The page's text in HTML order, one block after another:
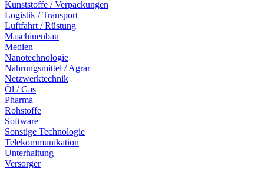
Kunststoffe / Verpackungen
Logistik / Transport
Luftfahrt / Rüstung
Maschinenbau
Medien
Nanotechnologie
Nahrungsmittel / Agrar
Netzwerktechnik
Öl / Gas
Pharma
Rohstoffe
Software
Sonstige Technologie
Telekommunikation
Unterhaltung
Versorger